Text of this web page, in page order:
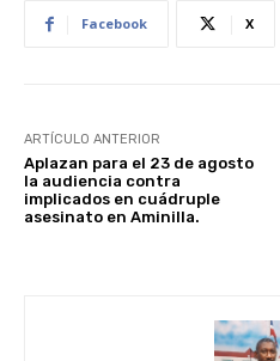
Facebook X
ARTÍCULO ANTERIOR
Aplazan para el 23 de agosto
la audiencia contra
implicados en cuádruple
asesinato en Aminilla.